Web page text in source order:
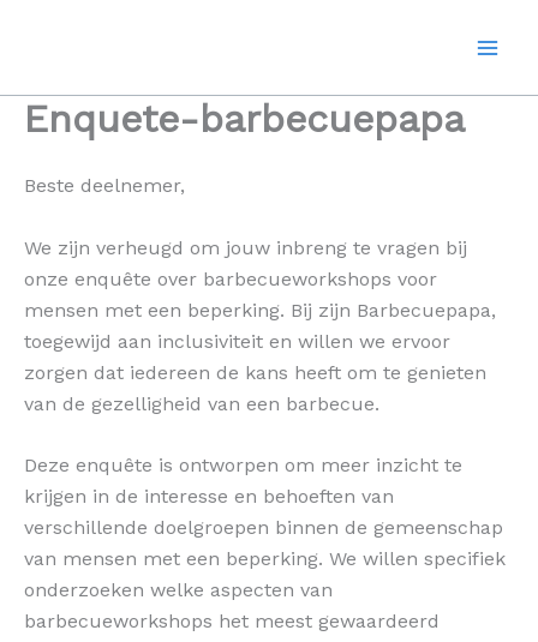
inhoud
Enquete-barbecuepapa
Beste deelnemer,
We zijn verheugd om jouw inbreng te vragen bij
onze enquête over barbecueworkshops voor
mensen met een beperking. Bij zijn Barbecuepapa,
toegewijd aan inclusiviteit en willen we ervoor
zorgen dat iedereen de kans heeft om te genieten
van de gezelligheid van een barbecue.
Deze enquête is ontworpen om meer inzicht te
krijgen in de interesse en behoeften van
verschillende doelgroepen binnen de gemeenschap
van mensen met een beperking. We willen specifiek
onderzoeken welke aspecten van
barbecueworkshops het meest gewaardeerd